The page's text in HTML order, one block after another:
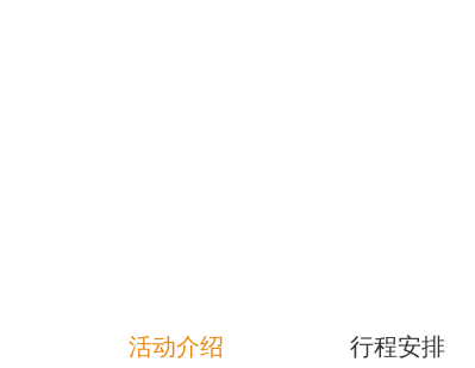
活动介绍 行程安排